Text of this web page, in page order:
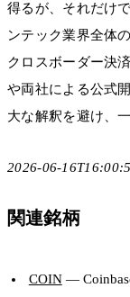
得るが、それだけ
ンテック業界全体
クロスボーダー決
や両社による公式
大な解釈を避け、
2026-06-
関連銘柄
COIN—